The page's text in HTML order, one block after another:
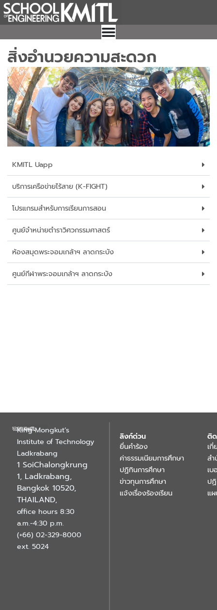
Skip
to
สิ่งอำนวยความสะดวก
KMITL Uapp
บริการเครือข่ายไร้สาย (K-FIGHT)
โปรแกรมสำหรับการเรียนการสอน
ศูนย์จำหน่ายตำราวิศวกรรมศาสตร์
ห้องสมุดพระจอมเกล้าฯ ลาดกระบัง
ศูนย์กีฬาพระจอมเกล้าฯ ลาดกระบัง
King Mongkut’s
Institute of Technology
Ladkrabang
1 SoiChalongkrung
1, Ladkrabang,
Bangkok 10520,
THAILAND,
office hours 8:30
a.m.-4:30 p.m.
(+66) 02-329-8000
ext. 5024
ลิงก์ด่วน
ยื่นคำร้อง
ค่าธรรมเนียมการศึกษา
ปฏิทินการศึกษา
ข่าวทุนการศึกษา
แจ้งเรื่องร้องเรียน
ติ
เกี่
ส
เ
ป
แ